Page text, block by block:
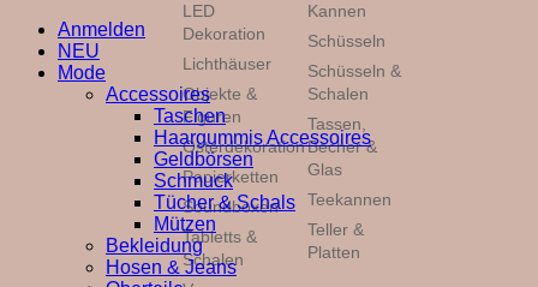
LED
Dekoration
Lichthäuser
Objekte &
Figuren
Osterdekoration
Papierketten
Soundboxen
Tabletts &
Schalen
Kannen
Schüsseln
Schüsseln &
Schalen
Tassen,
Becher &
Glas
Teekannen
Teller &
Platten
Anmelden
NEU
Mode
Accessoires
Taschen
Haargummis Accessoires
Geldbörsen
Schmuck
Tücher & Schals
Mützen
Bekleidung
Hosen & Jeans